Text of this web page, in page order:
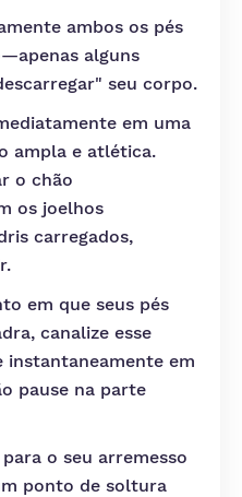
ambos os pés
alguns
seu corpo.
em uma
ampla e atlética.
o chão
os joelhos
carregados,
em que seus pés
canalize esse
instantaneamente em
pause na parte
o seu arremesso
ponto de soltura